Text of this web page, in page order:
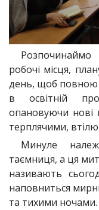
робочі місця,
день, щоб повною
в освітній
опановуючи нові
терплячими,
Минуле
таємниця, а ця
називають
наповниться
та тихими ночами.